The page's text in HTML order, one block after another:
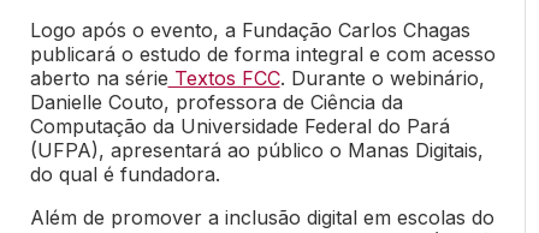
Logo após o evento, a Fundação Carlos Chagas
publicará o estudo de forma integral e com acesso
aberto na série Textos FCC. Durante o webinário,
Danielle Couto, professora de Ciência da
Computação da Universidade Federal do Pará
(UFPA), apresentará ao público o Manas Digitais,
do qual é fundadora.
Além de promover a inclusão digital em escolas do